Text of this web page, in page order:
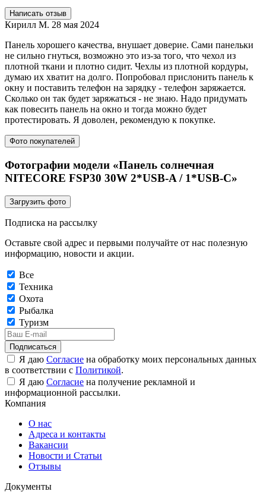
Написать отзыв
Кирилл М. 28 мая 2024
Панель хорошего качества, внушает доверие. Сами панельки
не сильно гнуться, возможно это из-за того, что чехол из
плотной ткани и плотно сидит. Чехлы из плотной кордуры,
думаю их хватит на долго. Попробовал прислонить панель к
окну и поставить телефон на зарядку - телефон заряжается.
Сколько он так будет заряжаться - не знаю. Надо придумать
как повесить панель на окно и тогда можно будет
протестировать. Я доволен, рекомендую к покупке.
Фото покупателей
Фотографии модели «Панель солнечная
NITECORE FSP30 30W 2*USB-A / 1*USB-C»
Загрузить фото
Подписка на рассылку
Оставьте свой адрес и первыми получайте от нас полезную
информацию, новости и акции.
Все
Техника
Охота
Рыбалка
Туризм
Подписаться
Я даю Согласие на обработку моих персональных данных
в соответствии с Политикой.
Я даю Согласие на получение рекламной и
информационной рассылки.
Компания
О нас
Адреса и контакты
Вакансии
Новости и Статьи
Отзывы
Документы